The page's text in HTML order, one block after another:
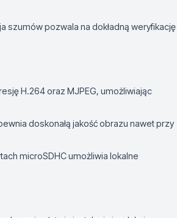
szumów pozwala na dokładną weryfikację
H.264 oraz MJPEG, umożliwiając
doskonałą jakość obrazu nawet przy
microSDHC umożliwia lokalne